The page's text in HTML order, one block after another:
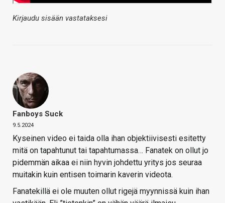
Kirjaudu sisään vastataksesi
Fanboys Suck
9.5.2024
Kyseinen video ei taida olla ihan objektiivisesti esitetty
mitä on tapahtunut tai tapahtumassa… Fanatek on ollut jo
pidemmän aikaa ei niin hyvin johdettu yritys jos seuraa
muitakin kuin entisen toimarin kaverin videota.
Fanatekillä ei ole muuten ollut rigejä myynnissä kuin ihan